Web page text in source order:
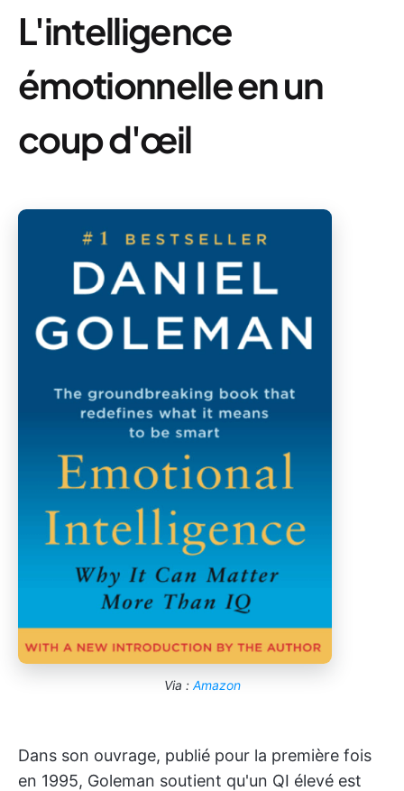
L'intelligence
émotionnelle en un
coup d'œil
Via : Amazon
Dans son ouvrage, publié pour la première fois
en 1995, Goleman soutient qu'un QI élevé est